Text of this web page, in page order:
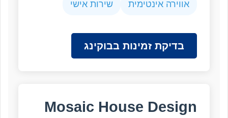
אווירה אינטימית שירות אישי
בדיקת זמינות בבוקינג
Mosaic House Design